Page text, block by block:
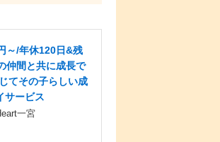
～/年休120日&残
仲間と共に成長で
てその子らしい成
サービス
一宮